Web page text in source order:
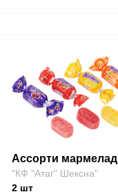
Ассорти мармелад
"КФ "Атаг" Шексна"
2шт